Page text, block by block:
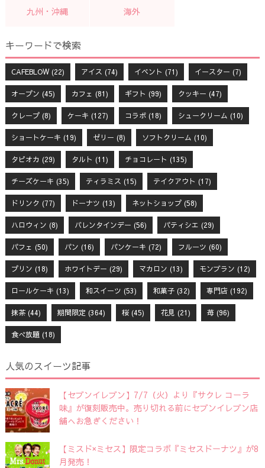
九州・沖縄 海外
キーワードで検索
CAFEBLOW(22) アイス (74) イベント (71) イースター (7)
オープン (45) カフェ (81) ギフト (99) クッキー (47)
クレープ(8) ケーキ (127) コラボ(18) シュークリーム (10)
ショートケーキ (19) ゼリー (8) ソフトクリーム (10)
タピオカ (29) タルト (11) チョコレート (135)
チーズケーキ (35) ティラミス (15) テイクアウト (17)
ドリンク (77) ドーナツ (13) ネットショップ(58)
ハロウィン (8) バレンタインデー (56) パティシエ (29)
パフェ (50) パン (16) パンケーキ (72) フルーツ (60)
プリン (18) ホワイトデー (29) マカロン (13) モンブラン (12)
ロールケーキ (13) 和スイーツ (53) 和菓子(32) 専門店(192)
抹茶(44) 期間限定 (364) 桜(45) 花見 (21) 苺(96)
食べ放題(18)
人気のスイーツ記事
【セブンイレブン】7/7（火）より『サクレ コーラ
味』が復刻販売中。売り切れる前にセブンイレブン店
舗へお急ぎください！
【ミスド×ミセス】限定コラボ『ミセスドーナツ』が8
月発売！